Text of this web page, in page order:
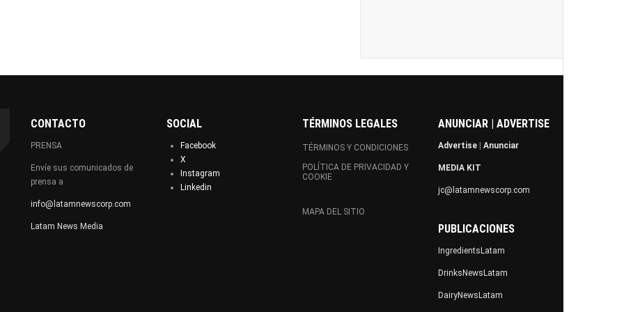
CONTACTO
PRENSA
Envíe sus comunicados de
prensa a
info@latamnewscorp.com
Latam News Media
SOCIAL
Facebook
X
Instagram
Linkedin
TÉRMINOS LEGALES
TÉRMINOS Y CONDICIONES
POLÍTICA DE PRIVACIDAD Y
COOKIE
MAPA DEL SITIO
ANUNCIAR | ADVERTISE
Advertise Anunciar
MEDIA KIT
jc@latamnewscorp.com
PUBLICACIONES
IngredientsLatam
DrinksNewsLatam
DairyNewsLatam